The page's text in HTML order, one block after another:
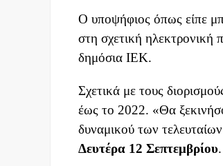
Ο υποψήφιος όπως είπε
στη σχετική ηλεκτρονική
δημόσια ΙΕΚ.
Σχετικά με τους
έως το 2022. «Θα
δυναμικού των
Δευτέρα 12 Σεπτεμβρίου.